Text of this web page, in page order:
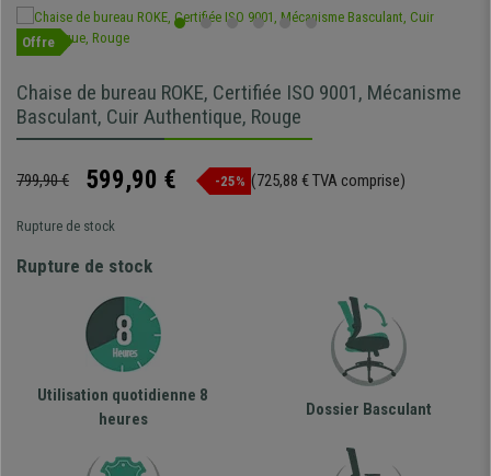
Offre
Chaise de bureau ROKE, Certifiée ISO 9001, Mécanisme
Basculant, Cuir Authentique, Rouge
799,90 € 599,90 € -25% (725,88 € TVA comprise)
Rupture de stock
Rupture de stock
Utilisation quotidienne 8
heures
Dossier Basculant